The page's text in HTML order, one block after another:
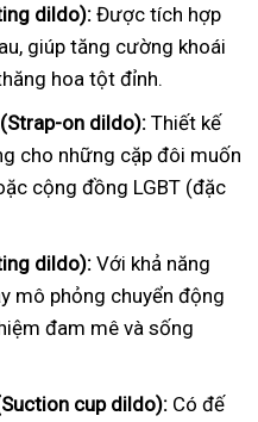
dildo): Được tích hợp
giúp tăng cường khoái
hoa tột đỉnh.
on dildo): Thiết kế
cho những cặp đôi muốn
cộng đồng LGBT (đặc
dildo):Với khả năng
mô phỏng chuyển động
đam mê và sống
cup dildo): Có đế